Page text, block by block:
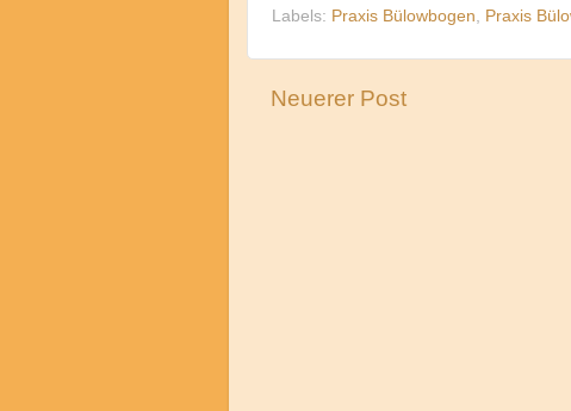
Labels: Praxis Bülowbogen Praxis
Neuerer Post